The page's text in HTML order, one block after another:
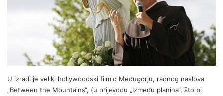
U izradi je veliki hollywoodski film o Međugorju, radnog naslova
„Between the Mountains“, (u prijevodu „Između planina“, što bi